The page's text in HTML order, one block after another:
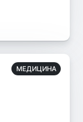
МЕДИЦИНА